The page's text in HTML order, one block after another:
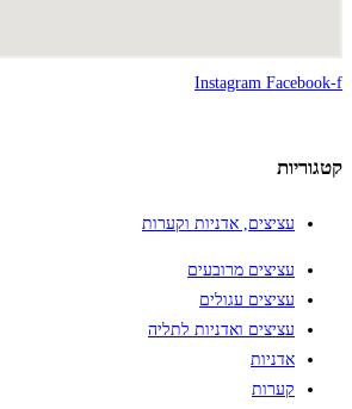
Instagram Facebook-f
קטגוריות
עציצים, אדניות וקערות
עציצים מרובעים
עציצים עגולים
עציצים ואדניות לתליה
אדניות
קערות